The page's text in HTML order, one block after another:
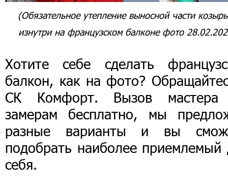
(Обязательное утепление выносной части
изнутри на французском балконе фото
Хотите себе сделать
балкон, как на фото?
СК Комфорт. Вызов
замерам бесплатно, мы
разные варианты и вы
подобрать наиболее приемлемый
себя.